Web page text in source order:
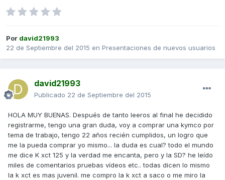
Por david21993
22 de Septiembre del 2015 en Presentaciones de nuevos usuarios
david21993
Publicado 22 de Septiembre del 2015
HOLA MUY BUENAS. Después de tanto leeros al final he decidido
registrarme, tengo una gran duda, voy a comprar una kymco por
tema de trabajo, tengo 22 años recién cumplidos, un logro que
me la pueda comprar yo mismo... la duda es cual? todo el mundo
me dice K xct 125 y la verdad me encanta, pero y la SD? he leído
miles de comentarios pruebas vídeos etc.. todas dicen lo mismo
la k xct es mas juvenil. me compro la k xct a saco o me miro la